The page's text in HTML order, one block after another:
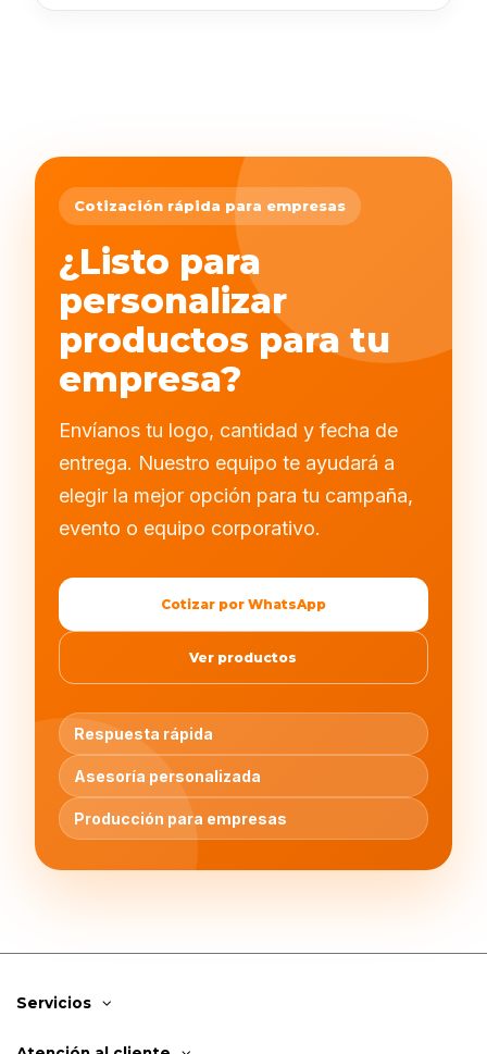
Cotización rápida para empresas
¿Listo para
personalizar
productos para tu
empresa?
Envíanos tu logo, cantidad y fecha de
entrega. Nuestro equipo te ayudará a
elegir la mejor opción para tu campaña,
evento o equipo corporativo.
Cotizar por WhatsApp
Ver productos
Respuesta rápida
Asesoría personalizada
Producción para empresas
Servicios